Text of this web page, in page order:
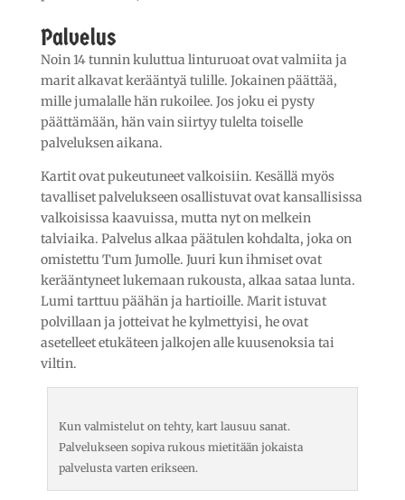
Palvelus
Noin 14 tunnin kuluttua linturuoat ovat valmiita ja
marit alkavat kerääntyä tulille. Jokainen päättää,
mille jumalalle hän rukoilee. Jos joku ei pysty
päättämään, hän vain siirtyy tulelta toiselle
palveluksen aikana.
Kartit ovat pukeutuneet valkoisiin. Kesällä myös
tavalliset palvelukseen osallistuvat ovat kansallisissa
valkoisissa kaavuissa, mutta nyt on melkein
talviaika. Palvelus alkaa päätulen kohdalta, joka on
omistettu Tum Jumolle. Juuri kun ihmiset ovat
kerääntyneet lukemaan rukousta, alkaa sataa lunta.
Lumi tarttuu päähän ja hartioille. Marit istuvat
polvillaan ja jotteivat he kylmettyisi, he ovat
asetelleet etukäteen jalkojen alle kuusenoksia tai
viltin.
Kun valmistelut on tehty, kart lausuu sanat.
Palvelukseen sopiva rukous mietitään jokaista
palvelusta varten erikseen.